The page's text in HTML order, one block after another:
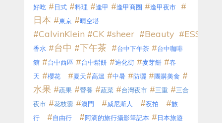
好吃 #日式 #料理 #逢甲 #逢甲商圈 #逢甲夜市
#
日本 #東京 #晴空塔
#CalvinKlein #CK #sheer #Beauty
香水 #台中 #下午茶 #台中下午茶 #台中咖啡
館 #台中西區 #台中鬆餅 #迪化街 #麥芽餅 #春
天 #櫻花 #夏天#高溫 #中暑 #防曬 #團購美食 #
水果 #蔬果 #營養 #蔬菜 #台灣夜市 #三重 #三合
夜市 #花枝羹 #澳門 #威尼斯人 #夜拍 #旅
行
#自由行 #阿滴的旅行攝影筆記本 #日本旅遊